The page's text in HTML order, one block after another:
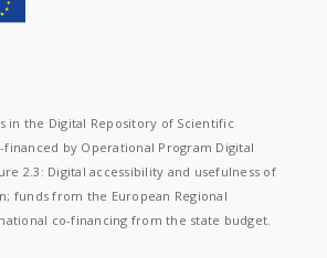
in the Digital Repository of Scientific
financed by Operational Program Digital
2.3: Digital accessibility and usefulness of
funds from the European Regional
co-financing from the state budget.